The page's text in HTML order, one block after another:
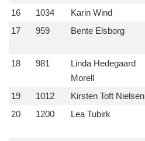
16
1034 Karin Wind
17
959 Bente Elsborg
18 981
Linda Hedegaard
Morell
19 1012 Kirsten Toft Nielsen
20
1200 Lea Tubirk